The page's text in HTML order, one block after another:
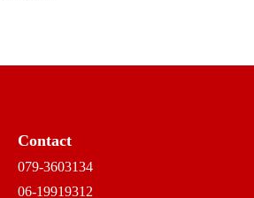
Contact
079-3603134
06-19919312